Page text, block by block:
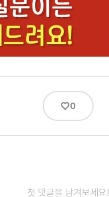
♡0
첫 댓글을 남겨보세요!